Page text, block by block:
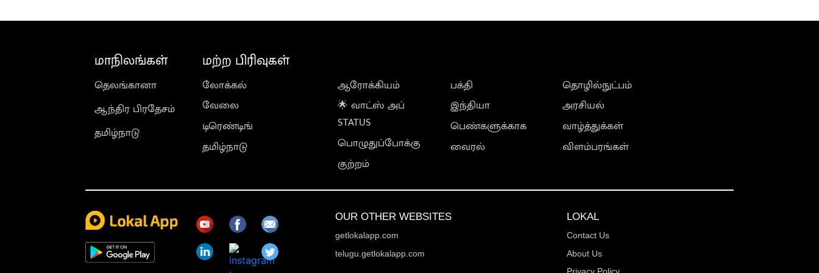
மாநிலங்கள்
தெலங்கானா
ஆந்திர பிரதேசம்
தமிழ்நாடு
மற்ற பிரிவுகள்
லோக்கல்
வேலை
டிரெண்டிங்
தமிழ்நாடு
ஆரோக்கியம்
🌟 வாட்ஸ் அப்
STATUS
பொழுதுப்போக்கு
குற்றம்
பக்தி
இந்தியா
பெண்களுக்காக
வைரல்
தொழில்நுட்பம்
அரசியல்
வாழ்த்துக்கள்
விளம்பரங்கள்
OUR OTHER WEBSITES
getlokalapp.com
telugu.getlokalapp.com
LOKAL
Contact Us
About Us